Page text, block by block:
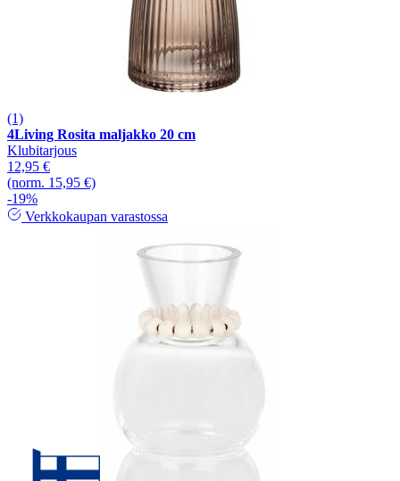
(1)
4Living Rosita maljakko 20 cm
Klubitarjous
12,95 €
(norm. 15,95 €)
-19%
Verkkokaupan varastossa